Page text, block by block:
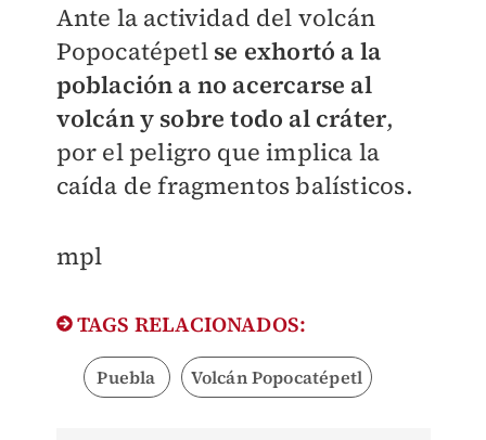
Ante la actividad del volcán
Popocatépetl se exhortó a la
población a no acercarse al
volcán y sobre todo al cráter,
por el peligro que implica la
caída de fragmentos balísticos.
mpl
TAGS RELACIONADOS:
Puebla Volcán Popocatépetl